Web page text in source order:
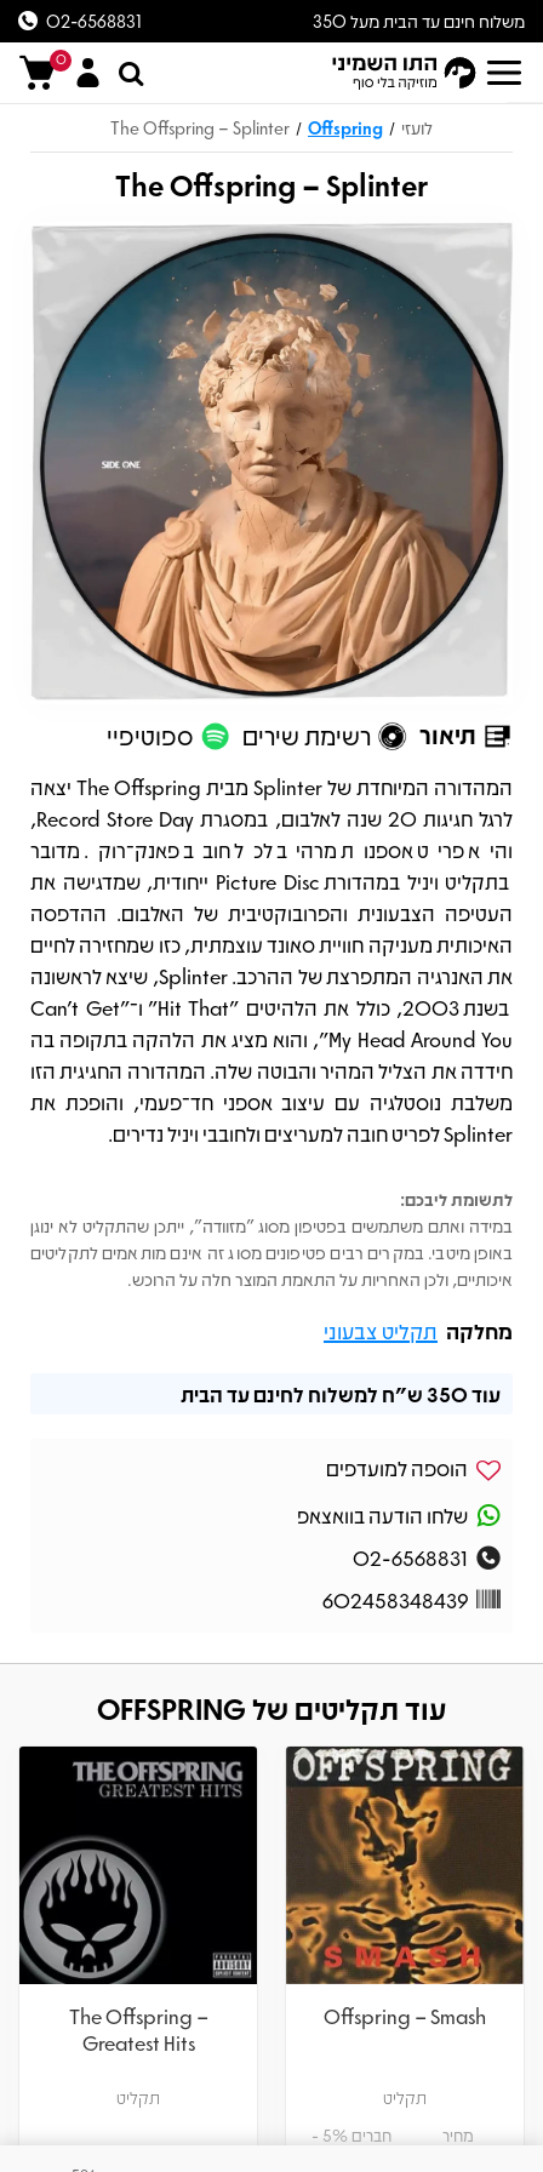
משלוח חינם עד הבית מעל 350
ש״ח
02-6568831
0
לועזי /
Offspring
/
The Offspring – Splinter
The Offspring – Splinter
תיאור רשימת שירים ספוטיפיי
תיאור
המהדורה המיוחדת של Splinter מבית The Offspring יצאה
לרגל חגיגות 20 שנה לאלבום, במסגרת Record Store Day,
והיא פריט אספנות מרהיב לכל חובב פאנק־רוק. מדובר
בתקליט ויניל במהדורת Picture Disc ייחודית, שמדגישה את
העטיפה הצבעונית והפרובוקטיבית של האלבום. ההדפסה
האיכותית מעניקה חוויית סאונד עוצמתית, כזו שמחזירה לחיים
את האנרגיה המתפרצת של ההרכב. Splinter, שיצא לראשונה
בשנת 2003, כולל את הלהיטים "Hit That" ו־"Can't Get
My Head Around You", והוא מציג את הלהקה בתקופה בה
חידדה את הצליל המהיר והבוטה שלה. המהדורה החגיגית הזו
משלבת נוסטלגיה עם עיצוב אספני חד־פעמי, והופכת את
Splinter לפריט חובה למעריצים ולחובבי ויניל נדירים.
לתשומת ליבכם:
במידה ואתם משתמשים בפטיפון מסוג "מזוודה", ייתכן שהתקליט לא ינוגן
באופן מיטבי. במקרים רבים פטיפונים מסוג זה אינם מותאמים לתקליטים
איכותיים, ולכן האחריות על התאמת המוצר חלה על הרוכש.
מחלקה תקליט צבעוני
עוד350 ש"ח למשלוח לחינם עד הבית
הוספה למועדפים
שלחו הודעה בוואצאפ
02-6568831
602458348439
עוד תקליטים של OFFSPRING
Offspring – Smash
תקליט
מחיר חברים 5% -
The Offspring –
Greatest Hits
תקליט